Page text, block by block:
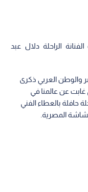
الراحلة دلال عبد
والوطن العربي ذكرى
غابت عن عالمنا في
آب عام 2021، بعد رحلة حافلة بالعطاء الفني
المصرية.